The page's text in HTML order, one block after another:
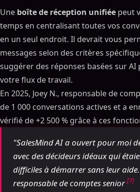
Une boîte de réception unifiée peut
temps en centralisant toutes vos
en un seul endroit. Il devrait vous
messages selon des critères
suggérer des réponses basées sur
votre flux de travail.
En 2025, Joey N., responsable de
de 1 000 conversations actives et a
vérifié de +2 500 % grâce à ces
"SalesMind AI a ouvert pour moi
avec des décideurs idéaux qui
difficiles à démarrer sans leur
responsable de comptes senior[7]